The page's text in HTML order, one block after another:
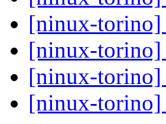
[ninux-
[ninux-
[ninux-torino]
[ninux-torino]